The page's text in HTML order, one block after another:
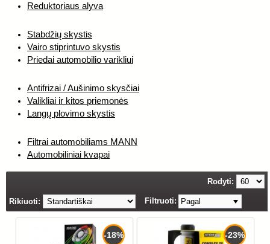
Reduktoriaus alyva
Stabdžių skystis
Vairo stiprintuvo skystis
Priedai automobilio varikliui
Antifrizai / Aušinimo skysčiai
Valikliai ir kitos priemonės
Langų plovimo skystis
Filtrai automobiliams MANN
Automobiliniai kvapai
Rodyti:
Rikiuoti: Filtruoti: Pagal
-18% -23%